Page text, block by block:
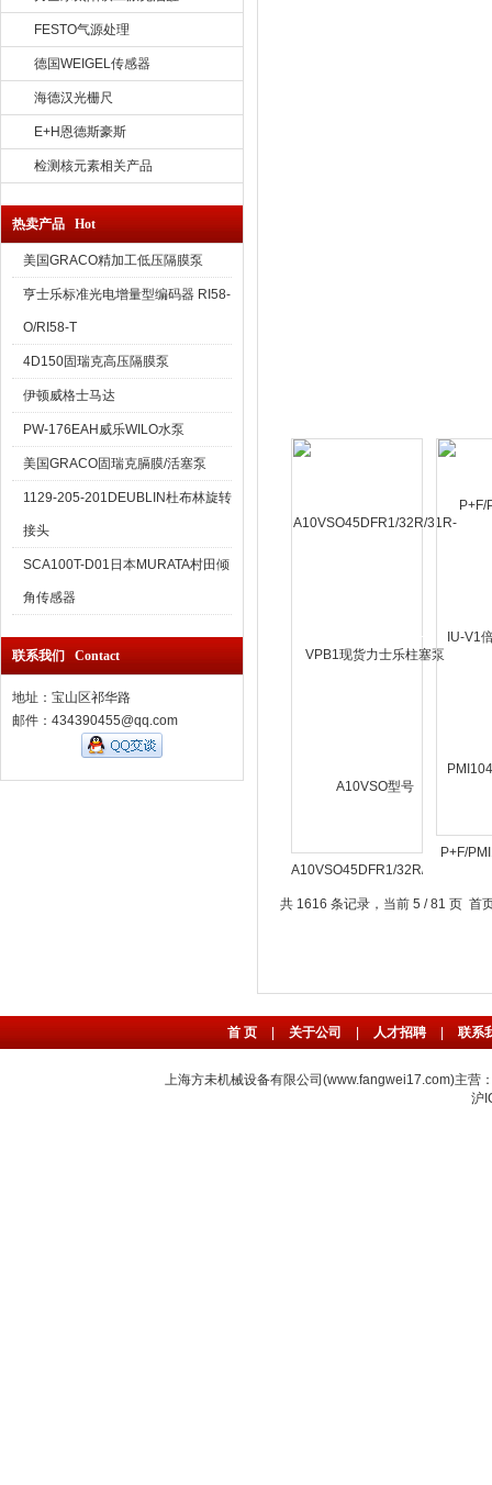
FESTO气源处理
德国WEIGEL传感器
海德汉光栅尺
E+H恩德斯豪斯
检测核元素相关产品
热卖产品 Hot
美国GRACO精加工低压隔膜泵
亨士乐标准光电增量型编码器 RI58-
O/RI58-T
4D150固瑞克高压隔膜泵
伊顿威格士马达
PW-176EAH威乐WILO水泵
美国GRACO固瑞克膈膜/活塞泵
1129-205-201DEUBLIN杜布林旋转
接头
SCA100T-D01日本MURATA村田倾
角传感器
联系我们 Contact
地址：宝山区祁华路
邮件：434390455@qq.com
A10VSO45DFR1/32R/31R-
泵A10VSO型号
P+F/
共 1616 条记录，当前 5 / 81 页 首
首 页 | 关于公司 | 人才招聘 | 联系
上海方未机械设备有限公司(www.fangwei17.com)主营
沪